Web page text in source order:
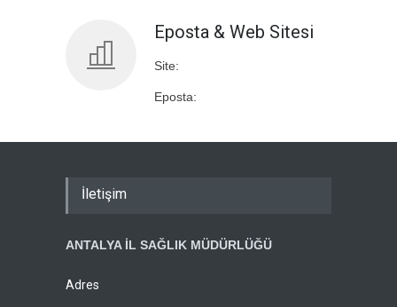
Eposta & Web Sitesi
Site:
Eposta:
İletişim
ANTALYA İL SAĞLIK MÜDÜRLÜĞÜ
Adres